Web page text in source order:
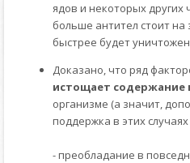
ядов и некоторых
больше антител стоит
быстрее будет
Доказано, что ряд
истощает содержание
организме (а значит,
поддержка в этих
- преобладание в